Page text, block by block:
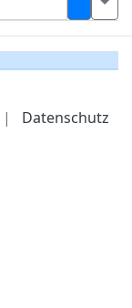
| Datenschutz